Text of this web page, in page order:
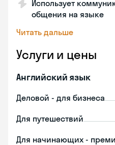
Использует
общения на языке
Читать дальше
Услуги и цены
Английский язык
Деловой - для бизнеса
Для путешествий
Для начинающих -